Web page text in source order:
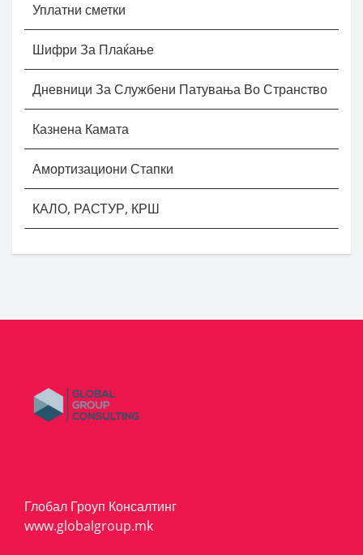
Уплатни сметки
Шифри За Плаќање
Дневници За Службени Патувања Во Странство
Казнена Камата
Амортизациони Стапки
КАЛО, РАСТУР, КРШ
Глобал Гроуп Консалтинг
www.globalgroup.mk